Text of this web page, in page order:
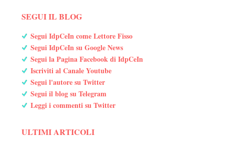
SEGUI IL BLOG
Segui IdpCeIn come Lettore Fisso
Segui IdpCeIn su Google News
Segui la Pagina Facebook di IdpCeIn
Iscriviti al Canale Youtube
Segui l'autore su Twitter
Segui il blog su Telegram
Leggi i commenti su Twitter
ULTIMI ARTICOLI